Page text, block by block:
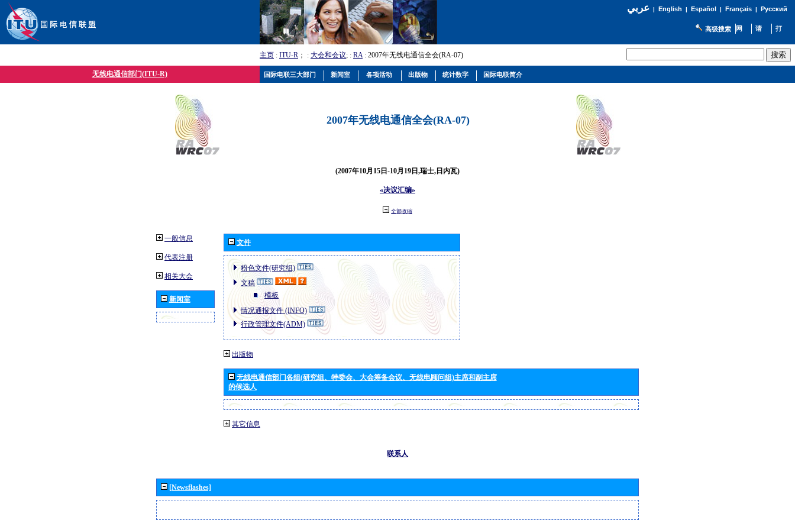
عربي| English | Español | Français| Русский
高级搜索
主页 : ITU-R ； : 大会和会议; : RA: 2007年无线电通信全会(RA-07)
无线电通信部门(ITU-R)
2007年无线电通信全会(RA-07)
(2007年10月15日-10月19日,瑞士,日内瓦)
«决议汇编»
全部收缩
一般信息
代表注册
相关大会
新闻室
文件
粉色文件(研究组)
文稿
模板
情况通报文件 (INFO)
行政管理文件(ADM)
出版物
无线电通信部门各组(研究组、特委会、大会筹备会议、无线电顾问组)主席和副主席
的候选人
其它信息
联系人
[Newsflashes]
国际电联三大部门 新闻室 各项活动 出版物 统计数字 国际电联简介